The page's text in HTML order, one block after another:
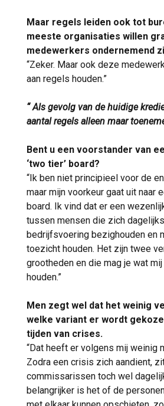
Maar regels leiden ook tot
meeste organisaties willen
medewerkers ondernemend
“Zeker. Maar ook deze
aan regels houden.”
“ Als gevolg van de huidige
aantal regels alleen maar
Bent u een voorstander van
‘two tier’ board?
“Ik ben niet principieel voor de
maar mijn voorkeur gaat uit naar
board. Ik vind dat er een
tussen mensen die zich
bedrijfsvoering bezighouden en
toezicht houden. Het zijn twee
grootheden en die mag je wat
houden.”
Men zegt wel dat het weinig
welke variant er wordt
tijden van crises.
“Dat heeft er volgens mij weinig
Zodra een crisis zich aandient,
commissarissen toch wel
belangrijker is het of de